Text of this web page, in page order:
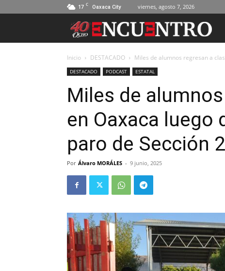
17 C Oaxaca City viernes, agosto 7, 2026
Inicio DESTACADO Miles de alumnos regresan a
DESTACADO PODCAST ESTATAL
Miles de
en Oaxaca luego
paro de Sección
Por Álvaro MORÁLES - 9 junio, 2025